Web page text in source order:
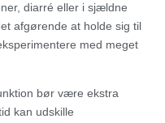
diarré eller i sjældne
afgørende at holde sig til
med meget
bør være ekstra
kan udskille